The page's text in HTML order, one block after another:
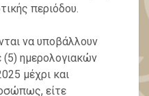
περιόδου.
να υποβάλλουν
(5) ημερολογιακών
μέχρι και
είτε